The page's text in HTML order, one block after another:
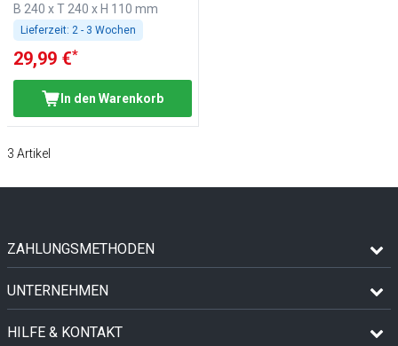
B 240 x T 240 x H 110 mm
Lieferzeit: 2 - 3 Wochen
29,99 €*
In den Warenkorb
3 Artikel
ZAHLUNGSMETHODEN
UNTERNEHMEN
HILFE & KONTAKT